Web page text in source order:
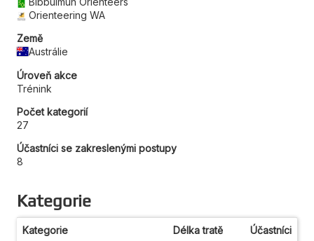
Orienteering WA
Země
Austrálie
Úroveň akce
Trénink
Počet kategorií
27
Účastníci se zakreslenými postupy
8
Kategorie
Kategorie Délka tratě Účastníci